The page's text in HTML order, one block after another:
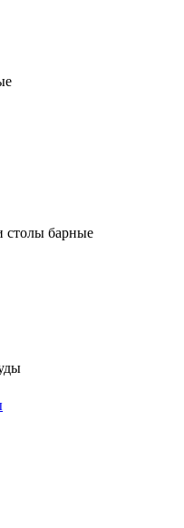
столы барные